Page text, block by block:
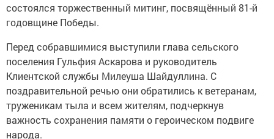
состоялся торжественный митинг, посвящённый 81-й
годовщине Победы.
Перед собравшимися выступили глава сельского
поселения Гульфия Аскарова и руководитель
Клиентской службы Милеуша Шайдуллина. С
поздравительной речью они обратились к ветеранам,
труженикам тыла и всем жителям, подчеркнув
важность сохранения памяти о героическом подвиге
народа.